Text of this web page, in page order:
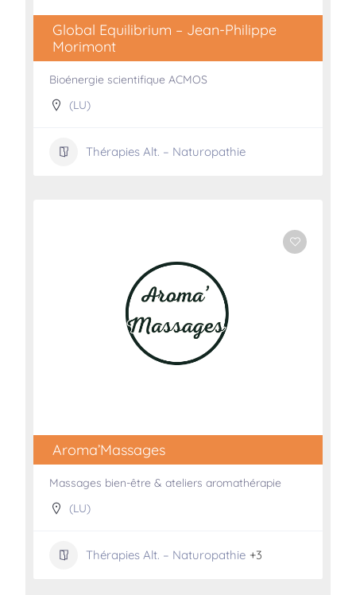
Global Equilibrium – Jean-Philippe
Morimont
Bioénergie scientifique ACMOS
(LU)
Thérapies Alt. – Naturopathie
Aroma’Massages
Massages bien-être & ateliers aromathérapie
(LU)
Thérapies Alt. – Naturopathie +3